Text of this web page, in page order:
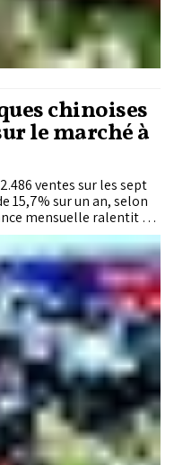
chinoises
le marché à
ventes sur les sept
15,7% sur un an, selon
mensuelle ralentit en
accélèrent, les modèles
de voitures
doublent leur poids sur